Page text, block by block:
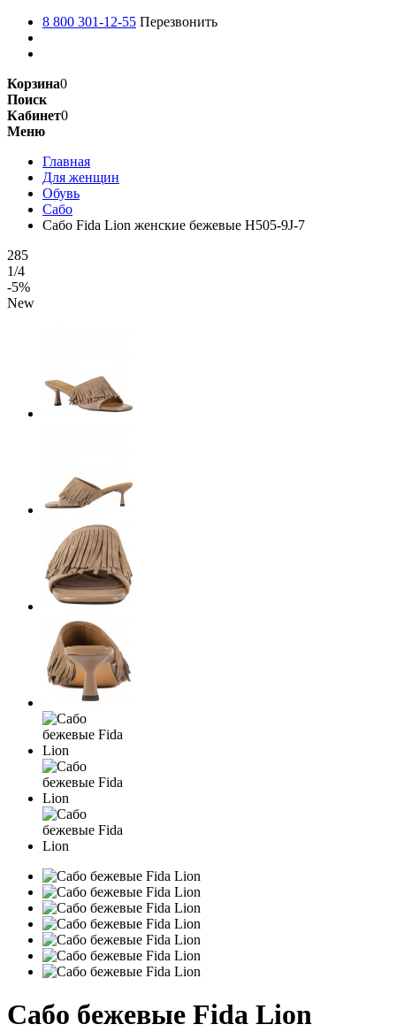
8 800 301-12-55 Перезвонить
Корзина0
Поиск
Кабинет0
Меню
Главная
Для женщин
Обувь
Сабо
Сабо Fida Lion женские бежевые H505-9J-7
285
1/4
-5%
New
Сабо бежевые Fida Lion